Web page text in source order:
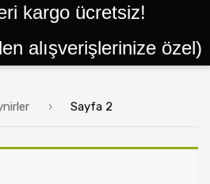
kargo ücretsiz!
alışverişlerinize özel)
Sayfa 2